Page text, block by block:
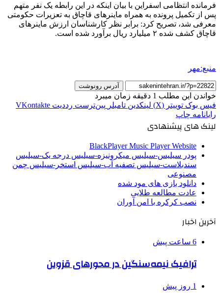
فرمانده انتظامی اسفراین با بیان اینکه در این رابطه یک نفر متهم
پس از تکمیل پرونده به همراه ماینرهای قاچاق به تعزیرات حکومتی
معرفی شد، تصریح کرد: برابر نظر کارشناسان ارزش ماینرهای
قاچاق کشف شده ۲ میلیارد ریال برآورد شده است.
منبع:مهر
آدرس رونوشت
خواندن این مطلب 1 دقیقه زمان میبرد
فیس بوک توییتر (X) لینکدین ‫تامبلر ‫پین‌ترست ‫رددیت ‫VKontakte
رایانامه چاپ
لینک های پیشنهادی
BlackPlayer Music Player Website
پودر سیلیس-سیلیس میکرونیزه-سیلیس درجه یک-سیلیس
سندبلاست-سیلیس تصفیه آب-سیلیس استخر-سیلیس چمن
مصنوعی
دانلود بازی های مود شده
عادت مطالعه طلایی
نصب کرکره با امن آوران
آخرین اخبار
6 ساعت پیش
ترافیک نیمه‌سنگین در محورهای قزوین
1 روز پیش